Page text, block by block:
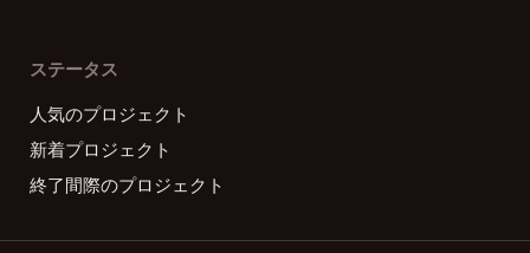
ステータス
人気のプロジェクト
新着プロジェクト
終了間際のプロジェクト